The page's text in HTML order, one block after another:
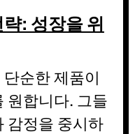
: 성장을 위
순한 제품이
원합니다. 그들
감정을 중시하